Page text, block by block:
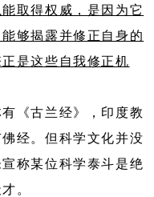
取得权威，是因为它
够揭露并修正自身的
是这些自我修正机
《古兰经》​，印度教
经。但科学文化并没
称某位科学泰斗是绝
。